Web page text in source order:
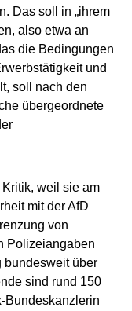
Das soll in „ihrem
also etwa an
die Bedingungen
und
soll nach den
übergeordnete
weil sie am
mit der AfD
von
Polizeiangaben
bundesweit über
sind rund 150
Bundeskanzlerin